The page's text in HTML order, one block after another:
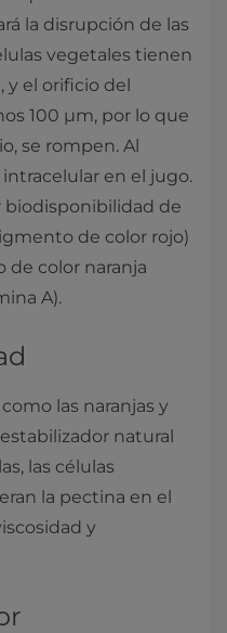
la disrupción de las
vegetales tienen
y el orificio del
100 µm, por lo que
se rompen. Al
en el jugo.
biodisponibilidad de
de color rojo)
color naranja
A).
las naranjas y
natural
las células
la pectina en el
y